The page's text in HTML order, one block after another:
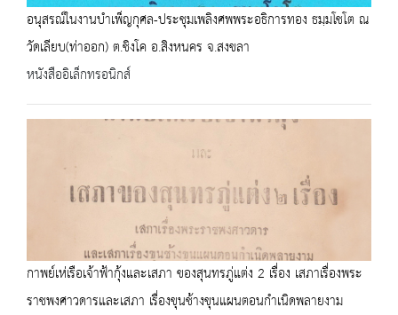
อนุสรณ์ในงานบำเพ็ญกุศล-ประชุมเพลิงศพพระอธิการทอง ธมฺมโชโต ณ
วัดเลียบ(ท่าออก) ต.ชิงโค อ.สิงหนคร จ.สงขลา
หนังสืออิเล็กทรอนิกส์
กาพย์เห่เรือเจ้าฟ้ากุ้งและเสภา ของสุนทรภู่แต่ง 2 เรื่อง เสภาเรื่องพระ
ราชพงศาวดารและเสภา เรื่องขุนช้างขุนแผนตอนกำเนิดพลายงาม